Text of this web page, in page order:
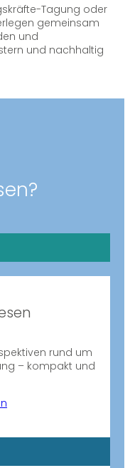
Tagung oder
gemeinsam
und
und nachhaltig
rund um
– kompakt und